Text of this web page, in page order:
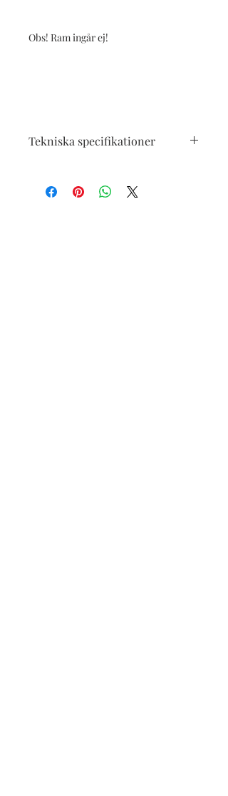
Obs! Ram ingår ej!
Tekniska specifikationer
Matte papper heavy weight 167g/m¤